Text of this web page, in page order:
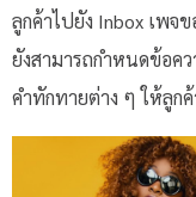
ลูกค้าไปยัง Inbox เพจ
ยังสามารถกำหนดข้อค
คำทักทายต่าง ๆ ให้ลูก